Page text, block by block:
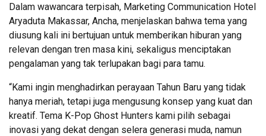
Dalam wawancara terpisah, Marketing Communication Hotel
Aryaduta Makassar, Ancha, menjelaskan bahwa tema yang
diusung kali ini bertujuan untuk memberikan hiburan yang
relevan dengan tren masa kini, sekaligus menciptakan
pengalaman yang tak terlupakan bagi para tamu.
“Kami ingin menghadirkan perayaan Tahun Baru yang tidak
hanya meriah, tetapi juga mengusung konsep yang kuat dan
kreatif. Tema K-Pop Ghost Hunters kami pilih sebagai
inovasi yang dekat dengan selera generasi muda, namun